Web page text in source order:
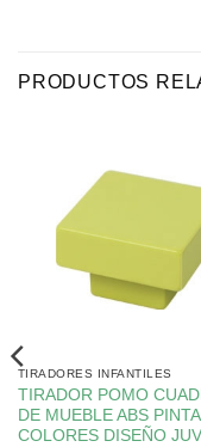
PRODUCTOS
TIRADORES INFANTILES
TIRADOR POMO
DE MUEBLE ABS
COLORES DISEÑO